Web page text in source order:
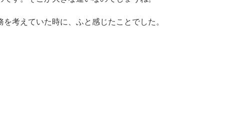
を考えていた時に、ふと感じたことでした。